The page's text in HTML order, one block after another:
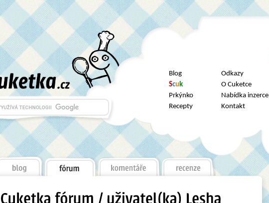
Blog
Scuk
Prkýnko
Recepty
Odkazy
O Cuketce
Nabídka inzerce
Kontakt